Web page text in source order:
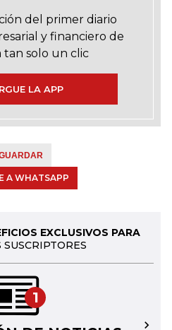
del primer diario
y financiero de
tan solo un clic
LA APP
A WHATSAPP
EXCLUSIVOS PARA
SUSCRIPTORES
1